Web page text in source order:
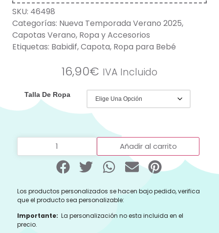
SKU: 46498
Categorías: Nueva Temporada Verano 2025,
Capotas Verano, Ropa y Accesorios
Etiquetas: Babidif,Capota, Ropa para Bebé
16,90€ IVA Incluido
Talla De Ropa
Añadir al carrito
Los productos personalizados se hacen bajo pedido, verifica
que el producto sea personalizable:
Importante: La personalización no esta incluida en el
precio.